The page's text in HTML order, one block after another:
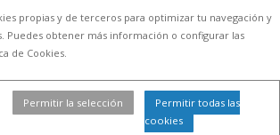
Abogados. | Aviso Legal Cookies| Todos los
propias y de terceros para optimizar tu navegación y
Puedes obtener más información o configurar las
de Cookies.
Permitir la selección
Permitir todas las
cookies